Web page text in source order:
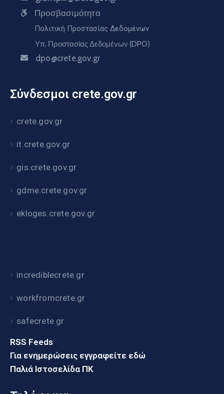
Προσβασιμότητα
Πολιτική Προστασίας Δεδομένων
Υπ. Προστασίας Δεδομένων (DPO)
dpo@crete.gov.gr
Σύνδεσμοι crete.gov.gr
crete.gov.gr
it.crete.gov.gr
gis.crete.gov.gr
gdme.crete.gov.gr
ekloges.crete.gov.gr
incrediblecrete.gr
workfromcrete.gr
safecrete.gr
RSS Feeds
Για ενημερώσεις εγγραφείτε εδώ
Παλιά Ιστοσελίδα ΠΚ